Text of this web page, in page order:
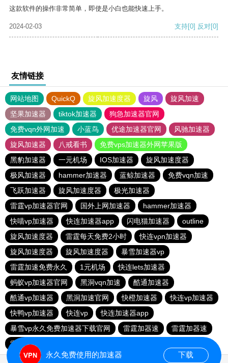
这款软件的操作非常简单，即使是小白也能快速上手。
2024-02-03 支持[0] 反对[0]
友情链接
网站地图 QuickQ 旋风加速度器 旋风
旋风加速
坚果加速器
tiktok加速器
狗急加速器官网
免费vqn外网加速
小蓝鸟 优途加速器官网
风驰加速器
旋风加速器
八戒看书
免费vps加速器外网苹果版
黑豹加速器
一元机场 IOS加速器
旋风加速度器
极风加速器
hammer加速器 蓝鲸加速器
免费vqn加速
飞跃加速器
旋风加速度器
极光加速器
雷霆vp加速器官网
国外上网加速器
hammer加速器
快喵vp加速器
快连加速器app 闪电猫加速器
outline
旋风加速度器
雷霆每天免费2小时
快连vρn加速器
旋风加速度器
旋风加速度器
暴雪加速器vp
雷霆加速免费永久
1元机场
快连lets加速器
蚂蚁vp加速器官网
黑洞vqn加速
酷通加速器
酷通vp加速器
黑洞加速官网 快橙加速器
快连vp加速器
快鸭vp加速器
快连vp
快连加速器app
暴雪vp永久免费加速器下载官网
雷霆加器速
雷霆加器速
雷霆vqn加速官网
永久免费使用的加速器 下载